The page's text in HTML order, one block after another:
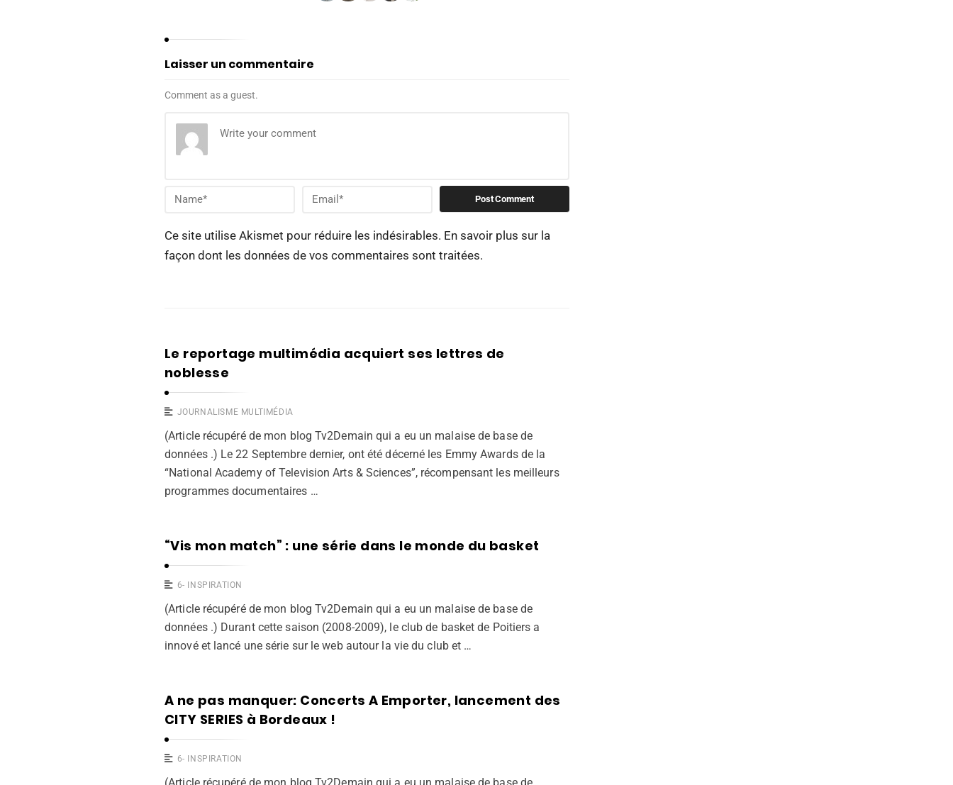
Laisser un commentaire
Comment as a guest.
Ce site utilise Akismet pour réduire les indésirables. En savoir plus sur la
façon dont les données de vos commentaires sont traitées.
Le reportage multimédia acquiert ses lettres de
noblesse
JOURNALISME MULTIMÉDIA
(Article récupéré de mon blog Tv2Demain qui a eu un malaise de base de
données .) Le 22 Septembre dernier, ont été décerné les Emmy Awards de la
“National Academy of Television Arts & Sciences”, récompensant les meilleurs
programmes documentaires …
“Vis mon match” : une série dans le monde du basket
6- INSPIRATION
(Article récupéré de mon blog Tv2Demain qui a eu un malaise de base de
données .) Durant cette saison (2008-2009), le club de basket de Poitiers a
innové et lancé une série sur le web autour la vie du club et …
A ne pas manquer: Concerts A Emporter, lancement des
CITY SERIES à Bordeaux !
6- INSPIRATION
(Article récupéré de mon blog Tv2Demain qui a eu un malaise de base de